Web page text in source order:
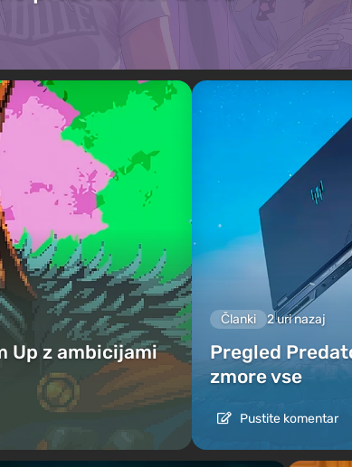
Up z ambicijami
Članki 2 uri nazaj
Pregled
zmore vse
Pustite komentar